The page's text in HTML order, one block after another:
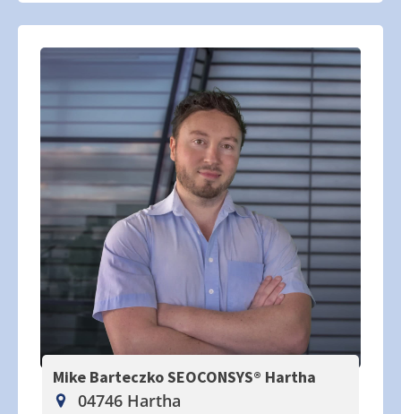
Mike Barteczko SEOCONSYS® Hartha
04746 Hartha